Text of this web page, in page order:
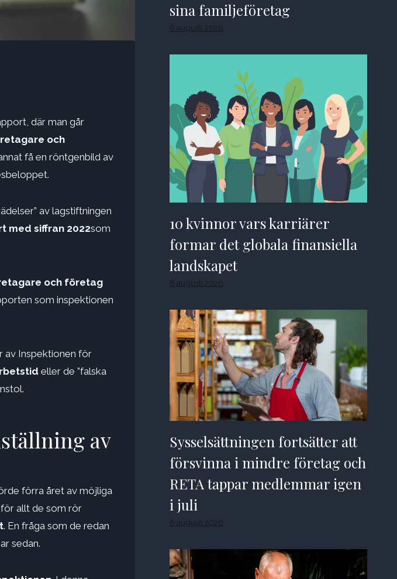
där man går
och
få en röntgenbild av
av lagstiftningen
med siffran 2022som
och företag
som inspektionen
av Inspektionen för
eller de ”falska
av
förra året av möjliga
allt de som rör
. En fråga som de redan
sedan.
sina familjeföretag
6 augusti 2026
10 kvinnor vars karriärer
formar det globala finansiella
landskapet
6 augusti 2026
Sysselsättningen fortsätter att
försvinna i mindre företag och
RETA tappar medlemmar igen
i juli
6 augusti 2026